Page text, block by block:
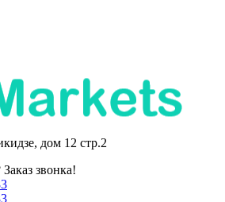
дом 12 стр.2
Заказ звонка!